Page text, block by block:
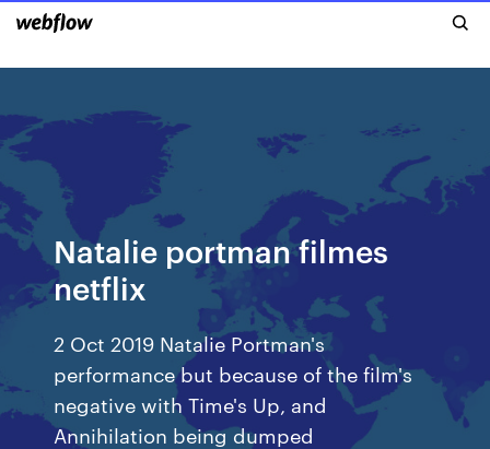
Natalie portman filmes
netflix
2 Oct 2019 Natalie Portman's
performance but because of the film's
negative with Time's Up, and
Annihilation being dumped